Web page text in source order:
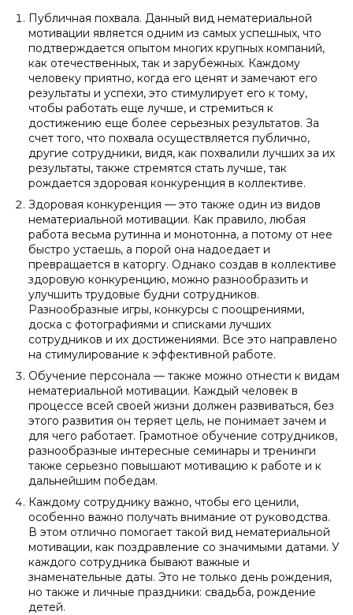
Публичная похвала. Данный вид нематериальной
мотивации является одним из самых успешных, что
подтверждается опытом многих крупных компаний,
как отечественных, так и зарубежных. Каждому
человеку приятно, когда его ценят и замечают его
результаты и успехи, это стимулирует его к тому,
чтобы работать еще лучше, и стремиться к
достижению еще более серьезных результатов. За
счет того, что похвала осуществляется публично,
другие сотрудники, видя, как похвалили лучших за их
результаты, также стремятся стать лучше, так
рождается здоровая конкуренция в коллективе.
Здоровая конкуренция — это также один из видов
нематериальной мотивации. Как правило, любая
работа весьма рутинна и монотонна, а потому от нее
быстро устаешь, а порой она надоедает и
превращается в каторгу. Однако создав в коллективе
здоровую конкуренцию, можно разнообразить и
улучшить трудовые будни сотрудников.
Разнообразные игры, конкурсы с поощрениями,
доска с фотографиями и списками лучших
сотрудников и их достижениями. Все это направлено
на стимулирование к эффективной работе.
Обучение персонала — также можно отнести к видам
нематериальной мотивации. Каждый человек в
процессе всей своей жизни должен развиваться, без
этого развития он теряет цель, не понимает зачем и
для чего работает. Грамотное обучение сотрудников,
разнообразные интересные семинары и тренинги
также серьезно повышают мотивацию к работе и к
дальнейшим победам.
Каждому сотруднику важно, чтобы его ценили,
особенно важно получать внимание от руководства.
В этом отлично помогает такой вид нематериальной
мотивации, как поздравление со значимыми датами. У
каждого сотрудника бывают важные и
знаменательные даты. Это не только день рождения,
но также и личные праздники: свадьба, рождение
детей.